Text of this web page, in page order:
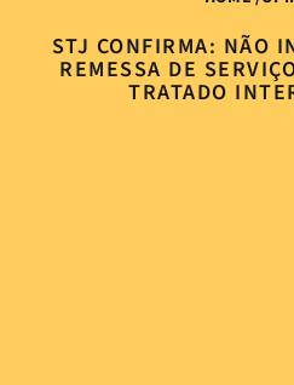
STJ CONFIRMA: NÃO
REMESSA DE
TRATADO